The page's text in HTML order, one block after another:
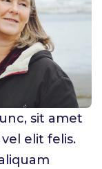
sit amet
elit felis.